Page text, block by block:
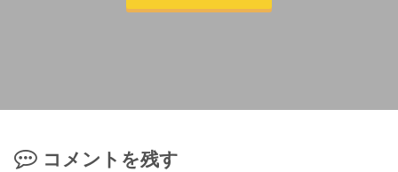
コメントを残す